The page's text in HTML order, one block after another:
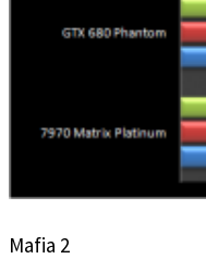
Mafia 2